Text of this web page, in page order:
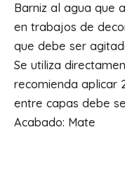
Barniz al agua que
en trabajos de
que debe ser
Se utiliza
recomienda aplicar
entre capas debe
Acabado: Mate